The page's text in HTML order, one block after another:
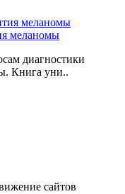
меланомы
диагностики
Книга уни..
сайтов